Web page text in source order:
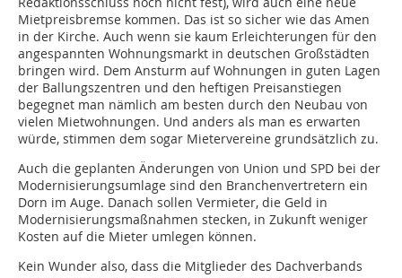
Mietpreisbremse kommen. Das ist so sicher wie das Amen
in der Kirche. Auch wenn sie kaum Erleichterungen für den
angespannten Wohnungsmarkt in deutschen Großstädten
bringen wird. Dem Ansturm auf Wohnungen in guten Lagen
der Ballungszentren und den heftigen Preisanstiegen
begegnet man nämlich am besten durch den Neubau von
vielen Mietwohnungen. Und anders als man es erwarten
würde, stimmen dem sogar Mietervereine grundsätzlich zu.
Auch die geplanten Änderungen von Union und SPD bei der
Modernisierungsumlage sind den Branchenvertretern ein
Dorn im Auge. Danach sollen Vermieter, die Geld in
Modernisierungsmaßnahmen stecken, in Zukunft weniger
Kosten auf die Mieter umlegen können.
Kein Wunder also, dass die Mitglieder des Dachverbands